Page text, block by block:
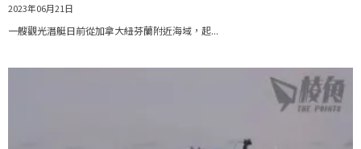
2023年06月21日
一艘觀光潛艇日前從加拿大紐芬蘭附近海域，起...